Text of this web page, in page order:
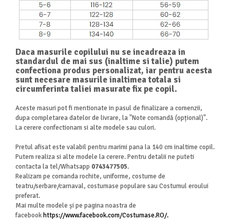
Daca masurile copilului nu se incadreaza in
standardul de mai sus (inaltime si talie) putem
confectiona produs personalizat, iar pentru acesta
sunt necesare masurile inaltimea totala si
circumferinta taliei masurate fix pe copil.
Aceste masuri pot fi mentionate in pasul de finalizare a comenzii,
dupa completarea datelor de livrare, la "Note comandă (opțional)".
La cerere confectionam si alte modele sau culori.
Pretul afisat este valabil pentru marimi pana la 140 cm inaltime copil.
Putem realiza si alte modele la cerere. Pentru detalii ne puteti
contacta la tel/Whatsapp 0743477505.
Realizam pe comanda rochite, uniforme, costume de
teatru/serbare/carnaval, costumase populare sau Costumul eroului
preferat.
Mai multe modele și pe pagina noastra de
facebook https://www.facebook.com/Costumase.RO/.